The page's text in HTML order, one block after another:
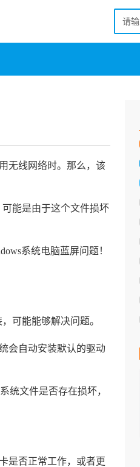
无线网络时。那么，该
可能是由于这个文件损坏
系统电脑蓝屏问题！
可能能够解决问题。
会自动安装默认的驱动
统文件是否存在损坏，
是否正常工作，或者更